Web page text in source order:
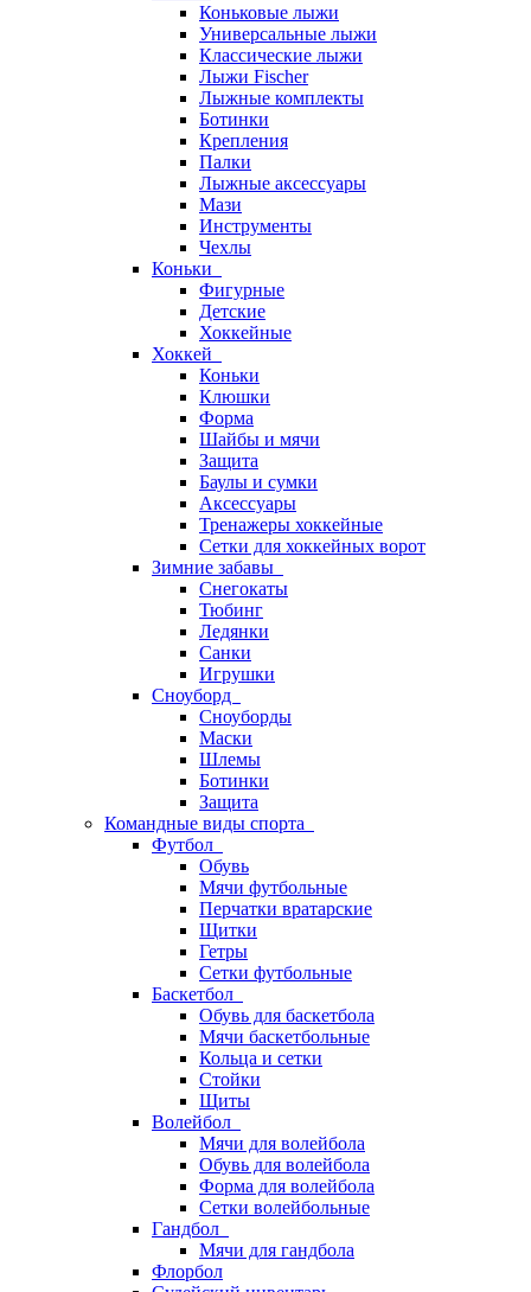
Коньковые лыжи
Универсальные лыжи
Классические лыжи
Лыжи Fischer
Лыжные комплекты
Ботинки
Крепления
Палки
Лыжные аксессуары
Мази
Инструменты
Чехлы
Коньки
Фигурные
Детские
Хоккейные
Хоккей
Коньки
Клюшки
Форма
Шайбы и мячи
Защита
Баулы и сумки
Аксессуары
Тренажеры хоккейные
Сетки для хоккейных ворот
Зимние забавы
Снегокаты
Тюбинг
Ледянки
Санки
Игрушки
Сноуборд
Сноуборды
Маски
Шлемы
Ботинки
Защита
Командные виды спорта
Футбол
Обувь
Мячи футбольные
Перчатки вратарские
Щитки
Гетры
Сетки футбольные
Баскетбол
Обувь для баскетбола
Мячи баскетбольные
Кольца и сетки
Стойки
Щиты
Волейбол
Мячи для волейбола
Обувь для волейбола
Форма для волейбола
Сетки волейбольные
Гандбол
Мячи для гандбола
Флорбол